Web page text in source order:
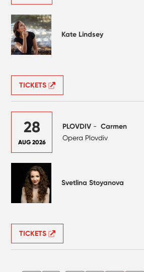
Kate Lindsey
TICKETS
28
AUG 2026
PLOVDIV -Carmen
Opera Plovdiv
Svetlina Stoyanova
TICKETS